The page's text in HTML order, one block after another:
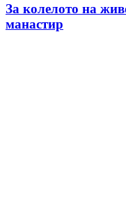
За колелото на
манастир